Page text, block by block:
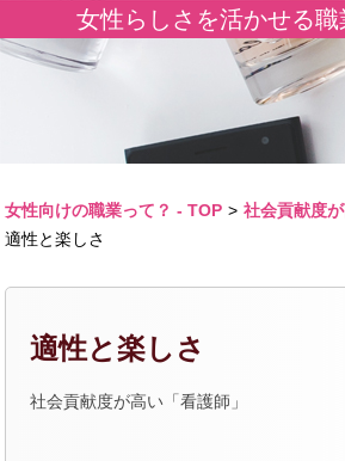
女性らしさを活かせる職
女性向けの職業って？ - TOP > 社会貢献度
適性と楽しさ
適性と楽しさ
社会貢献度が高い「看護師」